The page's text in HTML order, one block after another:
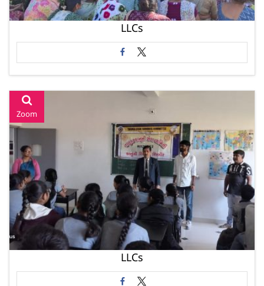
LLCs
Zoom
LLCs